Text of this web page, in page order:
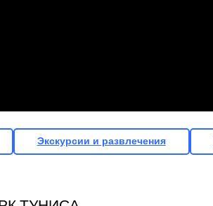
Экскурсии и развлечения